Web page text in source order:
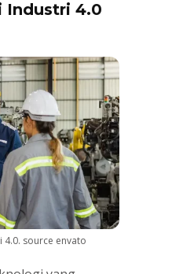
Industri 4.0
source envato